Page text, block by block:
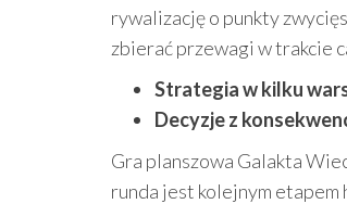
rywalizację o punkty
zbierać przewagi w trakcie
Strategia w kilku
Decyzje z
Gra planszowa Galakta
runda jest kolejnym